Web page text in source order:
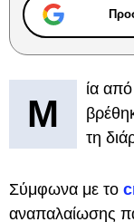
Μ
ία από
τη
Σύμφωνα με το
αναπαλαίωσης